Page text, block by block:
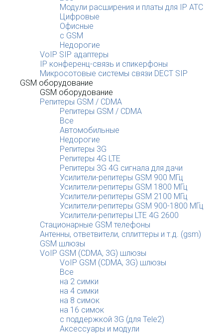
Модули расширения и платы для IP АТС
Цифровые
Офисные
с GSM
Недорогие
VoIP SIP адаптеры
IP конференц-связь и спикерфоны
Микросотовые системы связи DECT SIP
GSM оборудование
GSM оборудование
Репитеры GSM / CDMA
Репитеры GSM / CDMA
Все
Автомобильные
Недорогие
Репитеры 3G
Репитеры 4G LTE
Репитеры 3G 4G сигнала для дачи
Усилители-репитеры GSM 900 МГц
Усилители-репитеры GSM 1800 МГц
Усилители-репитеры GSM 2100 МГц
Усилители-репитеры GSM 900-1800 МГц
Усилители-репитеры LTE 4G 2600
Стационарные GSM телефоны
Антенны, ответвители, сплиттеры и т.д. (gsm)
GSM шлюзы
VoIP GSM (CDMA, 3G) шлюзы
VoIP GSM (CDMA, 3G) шлюзы
Все
на 2 симки
на 4 симки
на 8 симок
на 16 симок
с поддержкой 3G (для Tele2)
Аксессуары и модули